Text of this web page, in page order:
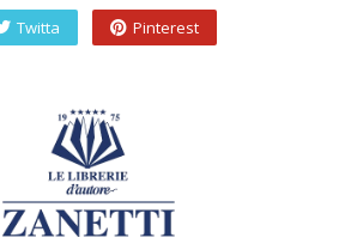
Twitta Pinterest